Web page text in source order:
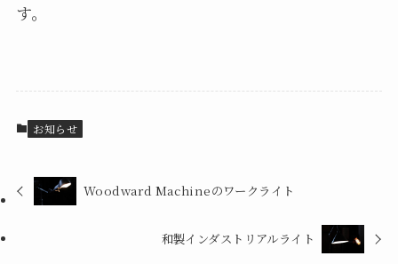
す。
お知らせ
Woodward Machineのワークライト
和製インダストリアルライト